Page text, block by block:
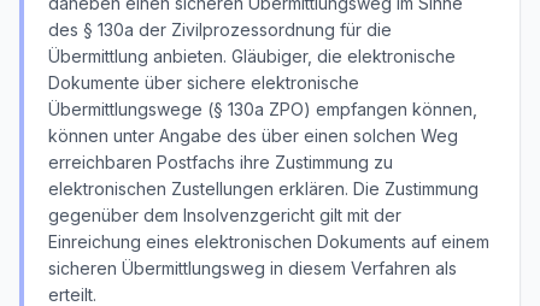
des § 130a der Zivilprozessordnung für die
Übermittlung anbieten. Gläubiger, die elektronische
Dokumente über sichere elektronische
Übermittlungswege (§ 130a ZPO) empfangen können,
können unter Angabe des über einen solchen Weg
erreichbaren Postfachs ihre Zustimmung zu
elektronischen Zustellungen erklären. Die Zustimmung
gegenüber dem Insolvenzgericht gilt mit der
Einreichung eines elektronischen Dokuments auf einem
sicheren Übermittlungsweg in diesem Verfahren als
erteilt.